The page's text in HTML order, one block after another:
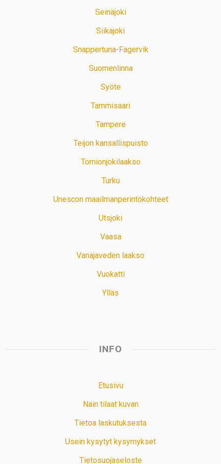
Seinäjoki
Siikajoki
Snappertuna-Fagervik
Suomenlinna
Syöte
Tammisaari
Tampere
Teijon kansallispuisto
Tornionjokilaakso
Turku
Unescon maailmanperintökohteet
Utsjoki
Vaasa
Vanajaveden laakso
Vuokatti
Ylläs
INFO
Etusivu
Näin tilaat kuvan
Tietoa laskutuksesta
Usein kysytyt kysymykset
Tietosuojaseloste